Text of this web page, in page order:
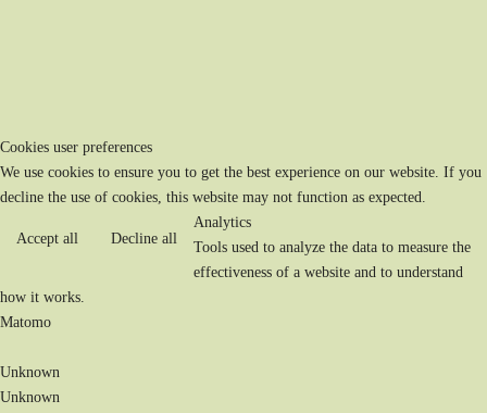
Cookies user preferences
We use cookies to ensure you to get the best experience on our website. If you
decline the use of cookies, this website may not function as expected.
Accept all Decline all
Analytics
Tools used to analyze the data to measure the
effectiveness of a website and to understand
how it works.
Matomo
Unknown
Unknown